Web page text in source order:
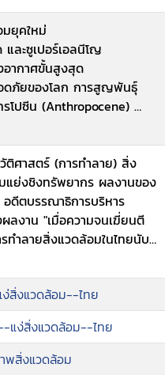
คอร์รัปชั่นครั้ง
ยุคใหม่
และซูเปอร์เอลนีโญ
อากาศขั้นสูงสุด
ดภัยของโลก การสูญพันธุ์
โปซีน (Anthropocene)
ติศาสตร์ (การทำลาย) สิ่ง
แย่งชิงทรัพยากร ผลงานของ
ดีตบรรณาธิการบริหาร
ลงาน "เมื่อความจนเฆี่ยนตี
ทำลายสิ่งแวดล้อมในไทยนับ
เป็นการบุกรุกทำลายป่า การ
อสู้ของชาวบ้านกับรัฐและ
ทบลมหายใจของผู้คน ไป
ใหม่อย่างการก้าวเข้าสู่ยุค
และการสูญพันธุ์ครั้งใหญ่ที่
สิ่งแวดล้อม--ไทย
แง่สิ่งแวดล้อม--ไทย
พสิ่งแวดล้อม